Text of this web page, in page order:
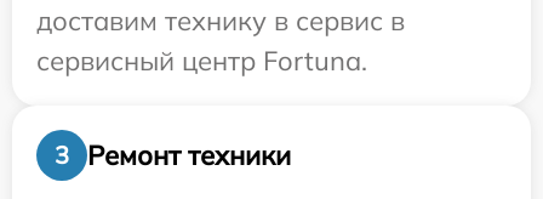
доставим технику в сервис в
сервисный центр Fortuna.
3
Ремонт техники